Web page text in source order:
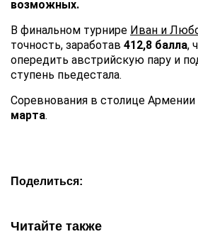
возможных.
В финальном турнире Иван и
точность, заработав 412,8 балла,
опередить австрийскую пару и
ступень пьедестала.
Соревнования в столице
марта.
Поделиться:
Читайте также